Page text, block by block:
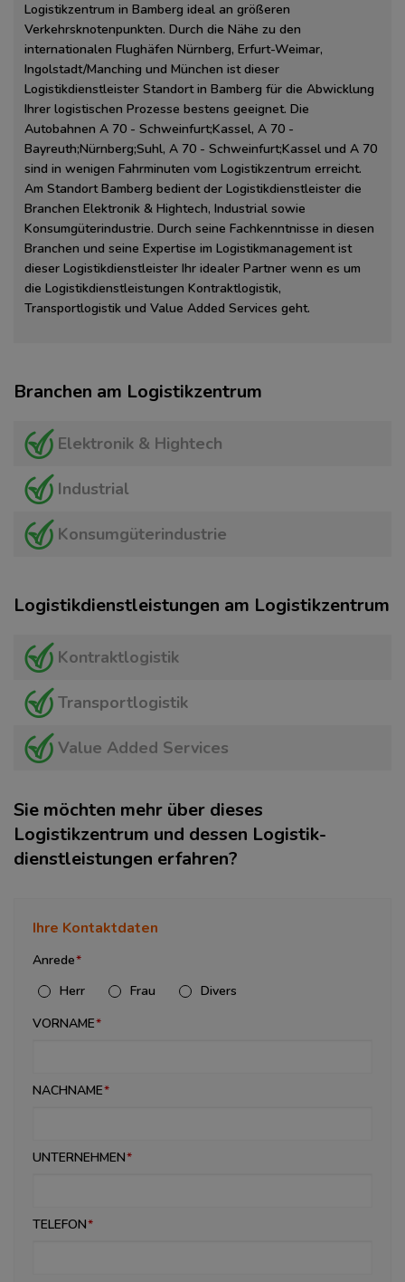
Logistikzentrum in Bamberg ideal an größeren
Verkehrsknotenpunkten. Durch die Nähe zu den
internationalen Flughäfen Nürnberg, Erfurt-Weimar,
Ingolstadt/Manching und München ist dieser
Logistikdienstleister Standort in Bamberg für die Abwicklung
Ihrer logistischen Prozesse bestens geeignet. Die
Autobahnen A 70 - Schweinfurt;Kassel, A 70 -
Bayreuth;Nürnberg;Suhl, A 70 - Schweinfurt;Kassel und A 70
sind in wenigen Fahrminuten vom Logistikzentrum erreicht.
Am Standort Bamberg bedient der Logistikdienstleister die
Branchen Elektronik & Hightech, Industrial sowie
Konsumgüterindustrie. Durch seine Fachkenntnisse in diesen
Branchen und seine Expertise im Logistikmanagement ist
dieser Logistikdienstleister Ihr idealer Partner wenn es um
die Logistikdienstleistungen Kontraktlogistik,
Transportlogistik und Value Added Services geht.
Branchen am Logistikzentrum
Elektronik & Hightech
Industrial
Konsumgüterindustrie
Logistikdienstleistungen am Logistikzentrum
Kontraktlogistik
Transportlogistik
Value Added Services
Sie möchten mehr über dieses
Logistikzentrum und dessen Logistik­
dienstleistungen erfahren?
Ihre Kontaktdaten
Anrede
Herr
Frau
Divers
VORNAME
NACHNAME
UNTERNEHMEN
TELEFON